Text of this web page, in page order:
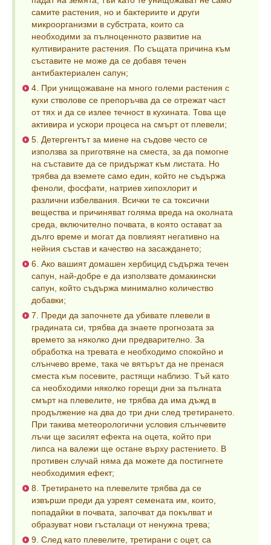
самите растения, но и бактериите и други
микроорганизми в субстрата, които са
необходими за пълноценното развитие на
култивираните растения. По същата причина към
съставите не може да се добавя течен
антибактериален сапун;
4. При унищожаване на много големи растения с
кухи стволове се препоръчва да се отрежат част
от тях и да се излее течност в кухината. Това ще
активира и ускори процеса на смърт от плевели;
5. Детергентът за миене на съдове често се
използва за приготвяне на сместа, за да помогне
на съставите да се придържат към листата. Но
трябва да вземете само един, който не съдържа
феноли, фосфати, натриев хипохлорит и
различни избелвания. Всички те са токсични
вещества и причиняват голяма вреда на околната
среда, включително почвата, в която остават за
дълго време и могат да повлияят негативно на
нейния състав и качество на засаждането;
6. Ако вашият домашен хербицид съдържа течен
сапун, най-добре е да използвате домакински
сапун, който съдържа минимално количество
добавки;
7. Преди да започнете да убивате плевели в
градината си, трябва да знаете прогнозата за
времето за няколко дни предварително. За
обработка на тревата е необходимо спокойно и
слънчево време, така че вятърът да не пренася
сместа към посевите, растящи наблизо. Тъй като
са необходими няколко горещи дни за пълната
смърт на плевелите, не трябва да има дъжд в
продължение на два до три дни след третирането.
При такива метеорологични условия слънчевите
лъчи ще засилят ефекта на оцета, който при
липса на валежи ще остане върху растението. В
противен случай няма да можете да постигнете
необходимия ефект;
8. Третирането на плевелите трябва да се
извърши преди да узреят семената им, които,
попадайки в почвата, започват да покълват и
образуват нови гъсталаци от ненужна трева;
9. След като плевелите, третирани с оцет, са